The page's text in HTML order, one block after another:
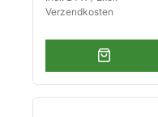
Verzendkosten